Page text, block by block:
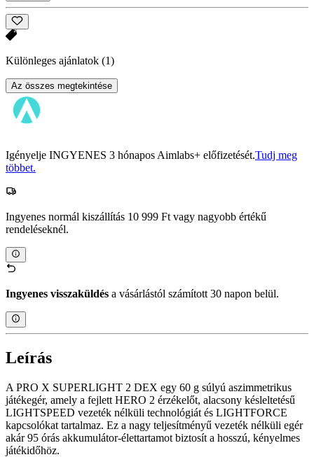
Különleges ajánlatok (1)
Az összes megtekintése
Igényelje INGYENES 3 hónapos Aimlabs+ előfizetését.Tudj meg
többet.
Ingyenes normál kiszállítás 10 999 Ft vagy nagyobb értékű
rendeléseknél.
Ingyenes visszaküldés a vásárlástól számított 30 napon belül.
Leírás
A PRO X SUPERLIGHT 2 DEX egy 60 g súlyú aszimmetrikus
játékegér, amely a fejlett HERO 2 érzékelőt, alacsony késleltetésű
LIGHTSPEED vezeték nélküli technológiát és LIGHTFORCE
kapcsolókat tartalmaz. Ez a nagy teljesítményű vezeték nélküli egér
akár 95 órás akkumulátor-élettartamot biztosít a hosszú, kényelmes
játékidőhöz.